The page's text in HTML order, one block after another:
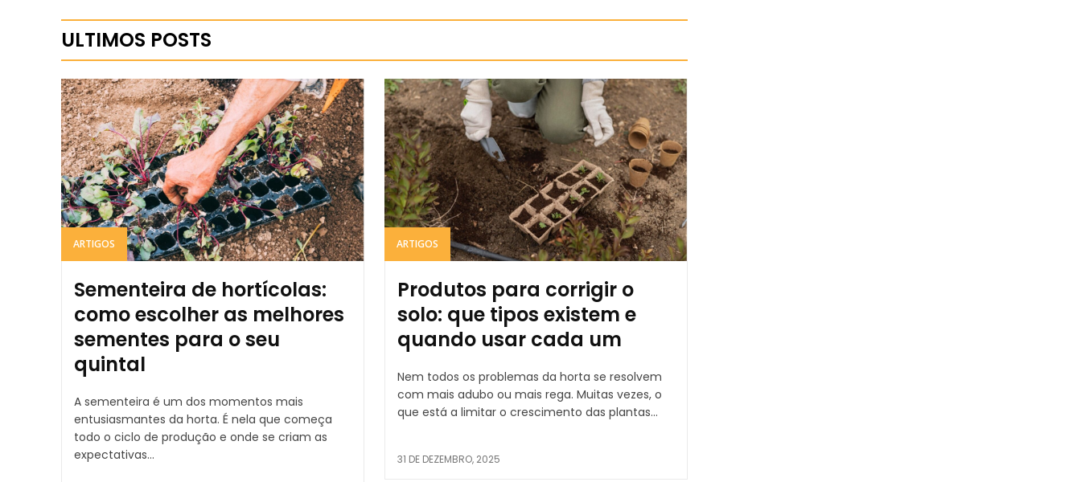
ULTIMOS POSTS
ARTIGOS
Sementeira de hortícolas:
como escolher as melhores
sementes para o seu
quintal
A sementeira é um dos momentos mais
entusiasmantes da horta. É nela que começa
todo o ciclo de produção e onde se criam as
expectativas...
ARTIGOS
Produtos para corrigir o
solo: que tipos existem e
quando usar cada um
Nem todos os problemas da horta se resolvem
com mais adubo ou mais rega. Muitas vezes, o
que está a limitar o crescimento das plantas...
31 DE DEZEMBRO, 2025